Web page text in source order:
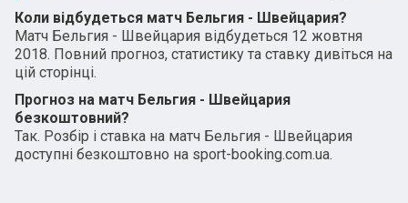
Коли відбудеться матч Бельгия - Швейцария?
Матч Бельгия - Швейцария відбудеться 12 жовтня
2018. Повний прогноз, статистику та ставку дивіться на
цій сторінці.
Прогноз на матч Бельгия - Швейцария
безкоштовний?
Так. Розбір і ставка на матч Бельгия - Швейцария
доступні безкоштовно на sport-booking.com.ua.